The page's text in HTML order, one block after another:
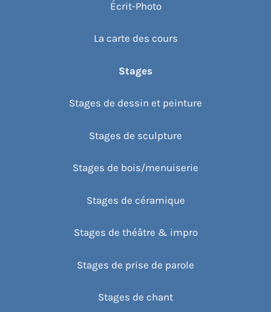
Écrit-Photo
La carte des cours
Stages
Stages de dessin et peinture
Stages de sculpture
Stages de bois/menuiserie
Stages de céramique
Stages de théâtre & impro
Stages de prise de parole
Stages de chant